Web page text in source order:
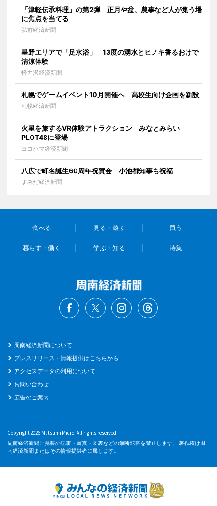
「津軽伝承料理」の第2弾 正月や盆、農事など人が集う場
に焦点を当てる
弘前経済新聞
星野エリアで「足水浴」 13度の湧水とヒノキ香るおけで
清涼体験
軽井沢経済新聞
札幌でゲームイベント10月開催へ 高校生向け企画を新設
札幌経済新聞
火星を旅するVR体験アトラクション みなとみらい
PLOT48に登場
ヨコハマ経済新聞
八広で町名誕生60周年祝賀会 小池都知事も祝福
すみだ経済新聞
食べる 見る・遊ぶ 買う
暮らす・働く 学ぶ・知る 特集
周南経済新聞について
プレスリリース・情報提供はこちらから
アクセスデータの利用について
お問い合わせ
広告のご案内
Copyright 2026 Mutsumi Micro. All rights reserved.
周南経済新聞に掲載の記事・写真・図表などの無断転載を禁止します。 著作権は周
南経済新聞またはその情報提供者に属します。